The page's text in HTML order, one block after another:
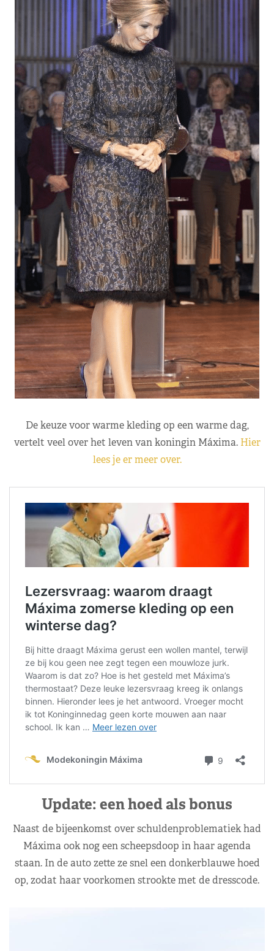
De keuze voor warme kleding op een warme dag,
vertelt veel over het leven van koningin Máxima. Hier
lees je er meer over.
Update: een hoed als bonus
Naast de bijeenkomst over schuldenproblematiek had
Máxima ook nog een scheepsdoop in haar agenda
staan. In de auto zette ze snel een donkerblauwe hoed
op, zodat haar voorkomen strookte met de dresscode.